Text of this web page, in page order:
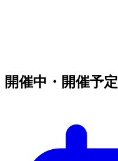
開催中・開催予定